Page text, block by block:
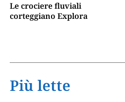
Le crociere fluviali
corteggiano Explora
Più lette